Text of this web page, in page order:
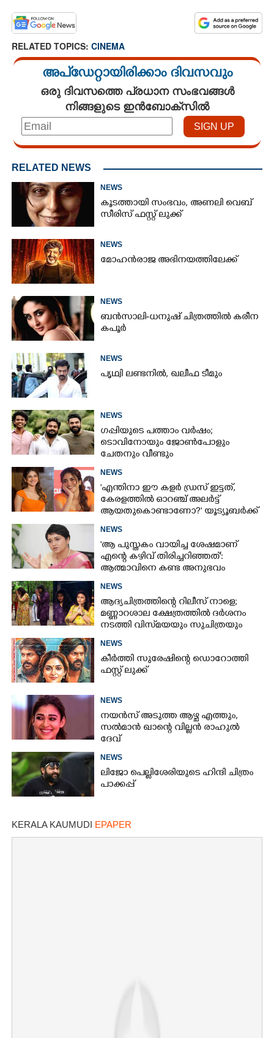
RELATED TOPICS: CINEMA
അപ്ഡേറ്റായിരിക്കാം ദിവസവും
ഒരു ദിവസത്തെ പ്രധാന സംഭവങ്ങൾ
നിങ്ങളുടെ ഇൻബോക്സിൽ
RELATED NEWS
NEWS
കൂടത്തായി സംഭവം, അണലി വെബ്
സീരിസ് ഫസ്റ്റ് ലുക്ക്
NEWS
മോഹൻരാജ അഭിനയത്തിലേക്ക്
NEWS
ബൻസാലി-ധനുഷ് ചിത്രത്തിൽ കരീന
കപൂർ
NEWS
പൃഥ്വി ലണ്ടനിൽ, ഖലീഫ ടീമും
NEWS
ഗപ്പിയുടെ പത്താം വർഷം;​
ടൊവിനോയും ജോൺപോളും
ചേതനും വീണ്ടും
NEWS
'എന്തിനാ ഈ കളർ ഡ്രസ് ഇട്ടത്,
കേരളത്തിൽ ഓറഞ്ച് അല‌ർട്ട്
ആയതുകൊണ്ടാണോ?' യൂട്യൂബർക്ക്
ചുട്ടമറുപടിയുമായി പ്രിയ
NEWS
'ആ പുസ്തകം വായിച്ച ശേഷമാണ്
എന്റെ കഴിവ് തിരിച്ചറിഞ്ഞത്':
ആത്മാവിനെ കണ്ട അനുഭവം
പങ്കുവച്ച് ലെന
NEWS
ആദ്യചിത്രത്തിന്റെ റിലീസ് നാളെ;
മണ്ണാറശാല ക്ഷേത്രത്തിൽ ദർശനം
നടത്തി വിസ്‌മയയും സുചിത്രയും
NEWS
കീർത്തി സുരേഷിന്റെ ഡൊറോത്തി
ഫസ്റ്റ് ലുക്ക്
NEWS
നയൻസ് അടുത്ത ആഴ്ച എത്തും,
സൽമാൻ ഖാന്റെ വില്ലൻ രാഹുൽ
ദേവ്
NEWS
ലിജോ പെല്ലിശേരിയുടെ ഹിന്ദി ചിത്രം
പാക്കപ്പ്
KERALA KAUMUDI EPAPER